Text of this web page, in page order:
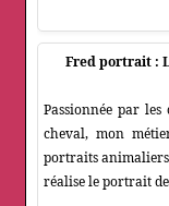
Fred portrait :
Passionnée par
cheval, mon
portraits
réalise le portrait